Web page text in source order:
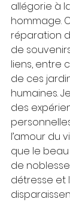
allégorie à
hommage.
réparation
de
liens, entre
de ces
humaines.
des
l’amour du
que le
de
détresse et